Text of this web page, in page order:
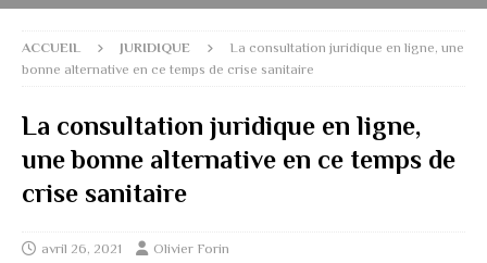
ACCUEIL JURIDIQUE
La consultation juridique en ligne, une
bonne alternative en ce temps de crise sanitaire
La consultation juridique en ligne,
une bonne alternative en ce temps de
crise sanitaire
avril 26, 2021 Olivier Forin